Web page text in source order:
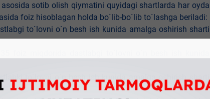
sotib olish qiymatini quyidagi shartlarda har oyda
foiz hisoblagan holda bo`lib-bo`lib to`lashga beriladi:
to`lovni o`n besh ish kunida amalga oshirish sharti
foiz miqdorida dastlabgi to`lovni o`n besh ish kunida
to`lovni o`n besh ish kunida amalga oshirish sharti